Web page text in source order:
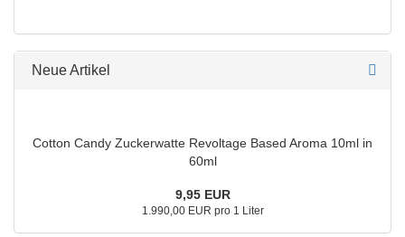
Neue Artikel
Cotton Candy Zuckerwatte Revoltage Based Aroma 10ml in
60ml
9,95 EUR
1.990,00 EUR pro 1 Liter